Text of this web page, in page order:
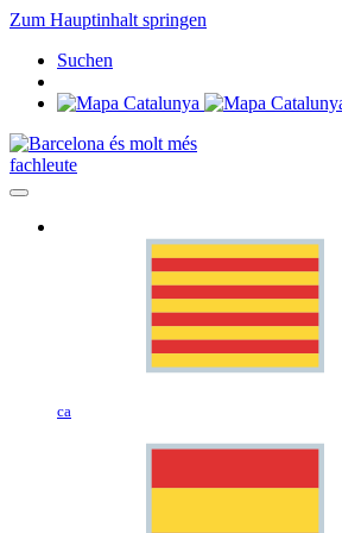
Zum Hauptinhalt springen
Suchen
fachleute
ca